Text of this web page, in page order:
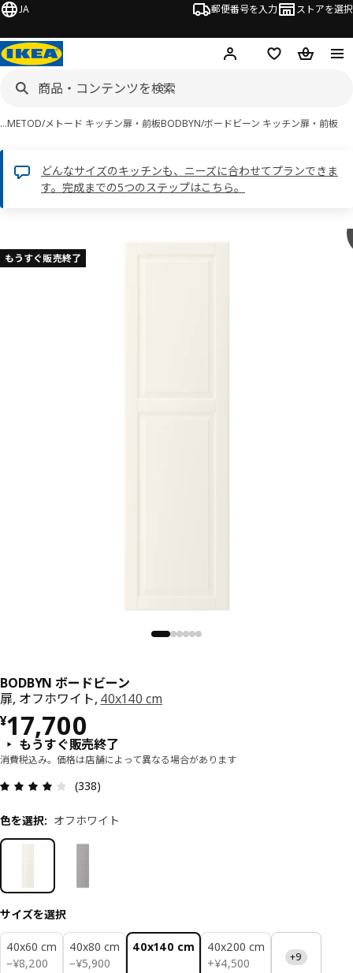
JA 郵便番号を入力 ストアを選択
ログイン・新規入会
欲しいものリスト
カート
…METOD/メトード キッチン扉・前板BODBYN/ボードビーン キッチン扉・前板
どんなサイズのキッチンも、ニーズに合わせてプランできま
す。完成までの5つのステップはこちら。
キップ
もうすぐ販売終了
BODBYN ボードビーン
扉, オフホワイト, 40x140 cm
¥17,700
価格 ¥ 17700
もうすぐ販売終了
消費税込み。価格は店舗によって異なる場合があります
(338)
色を選択: オフホワイト
サイズを選択
40x60 cm
−¥8,200
¥ 8200
40x80 cm
−¥5,900
¥ 5900
40x140 cm
40x200 cm
+¥4,500
¥ 4500 +9